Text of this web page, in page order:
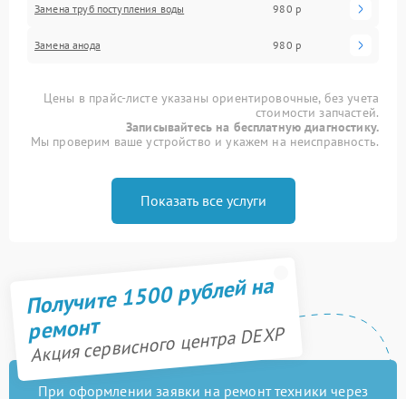
Замена труб поступления воды 980 р
Замена анода 980 р
Цены в прайс-листе указаны ориентировочные, без учета
стоимости запчастей.
Записывайтесь на бесплатную диагностику.
Мы проверим ваше устройство и укажем на неисправность.
Показать все услуги
Получите 1500 рублей на
ремонт
Акция сервисного центра DEXP
При оформлении заявки на ремонт техники через